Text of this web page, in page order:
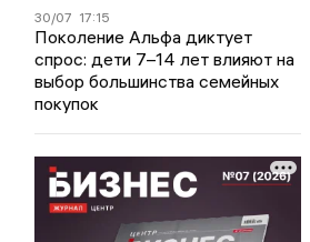
30/07 17:15
Поколение Альфа диктует
спрос: дети 7–14 лет влияют на
выбор большинства семейных
покупок